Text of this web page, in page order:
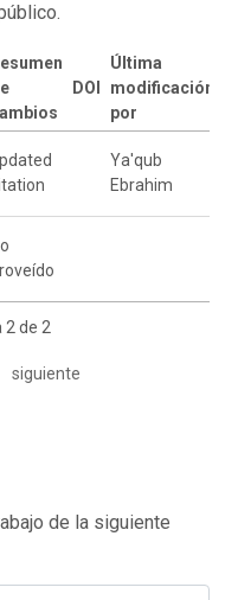
DOI
Última
modificación
por
Ya'qub
Ebrahim
2 de 2
siguiente
de la siguiente